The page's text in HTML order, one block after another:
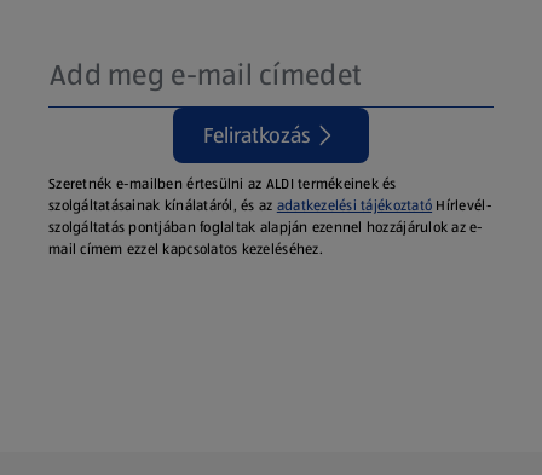
Feliratkozás
Szeretnék e-mailben értesülni az ALDI termékeinek és
szolgáltatásainak kínálatáról, és az adatkezelési tájékoztató Hírlevél-
szolgáltatás pontjában foglaltak alapján ezennel hozzájárulok az e-
mail címem ezzel kapcsolatos kezeléséhez.